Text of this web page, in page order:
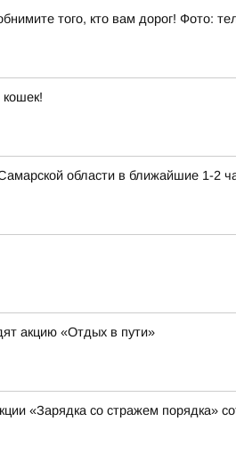
того, кто вам дорог! Фото:
области в ближайшие 1-2
акцию «Отдых в пути»
«Зарядка со стражем порядка»